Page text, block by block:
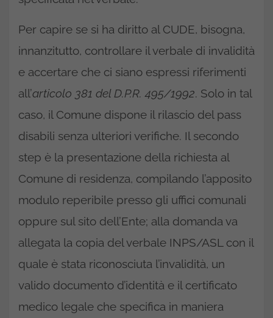
Per capire se si ha diritto al CUDE, bisogna,
innanzitutto, controllare il verbale di invalidità
e accertare che ci siano espressi riferimenti
all’articolo 381 del D.P.R. 495/1992. Solo in tal
caso, il Comune dispone il rilascio del pass
disabili senza ulteriori verifiche. Il secondo
step è la presentazione della richiesta al
Comune di residenza, compilando l’apposito
modulo reperibile presso gli uffici comunali
oppure sul sito dell’Ente; alla domanda va
allegata la copia del verbale INPS/ASL con il
quale è stata riconosciuta l’invalidità, un
valido documento d’identità e il certificato
medico legale che specifica in maniera